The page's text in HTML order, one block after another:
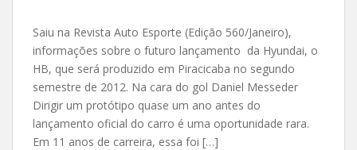
Saiu na Revista Auto Esporte (Edição 560/Janeiro),
informações sobre o futuro lançamento da Hyundai, o
HB, que será produzido em Piracicaba no segundo
semestre de 2012. Na cara do gol Daniel Messeder
Dirigir um protótipo quase um ano antes do
lançamento oficial do carro é uma oportunidade rara.
Em 11 anos de carreira, essa foi […]